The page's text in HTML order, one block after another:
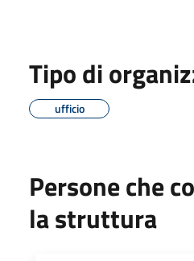
Tipo di
ufficio
Persone che
la struttura